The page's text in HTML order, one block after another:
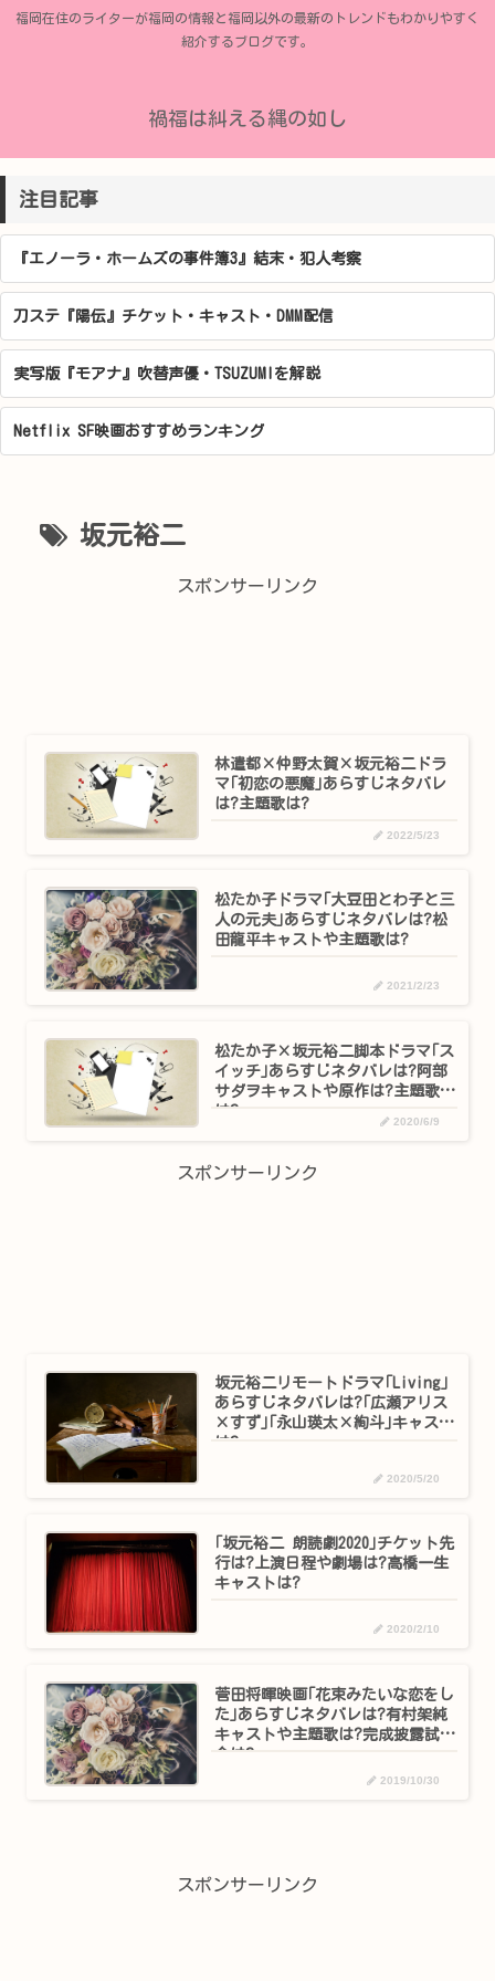
福岡在住のライターが福岡の情報と福岡以外の最新のトレンドもわかりやすく
紹介するブログです。
禍福は糾える縄の如し
注目記事
『エノーラ・ホームズの事件簿3』結末・犯人考察
刀ステ『陽伝』チケット・キャスト・DMM配信
実写版『モアナ』吹替声優・TSUZUMIを解説
Netflix SF映画おすすめランキング
坂元裕二
スポンサーリンク
林遣都×仲野太賀×坂元裕二ドラ
マ｢初恋の悪魔｣あらすじネタバレ
は?主題歌は?
2022/5/23
松たか子ドラマ｢大豆田とわ子と三
人の元夫｣あらすじネタバレは?松
田龍平キャストや主題歌は?
2021/2/23
松たか子×坂元裕二脚本ドラマ｢ス
イッチ｣あらすじネタバレは?阿部
サダヲキャストや原作は?主題歌
は?
2020/6/9
スポンサーリンク
坂元裕二リモートドラマ｢Living｣
あらすじネタバレは?｢広瀬アリス
×すず｣｢永山瑛太×絢斗｣キャスト
は?
2020/5/20
｢坂元裕二 朗読劇2020｣チケット先
行は?上演日程や劇場は?高橋一生
キャストは?
2020/2/10
菅田将暉映画｢花束みたいな恋をし
た｣あらすじネタバレは?有村架純
キャストや主題歌は?完成披露試写
会は?
2019/10/30
スポンサーリンク